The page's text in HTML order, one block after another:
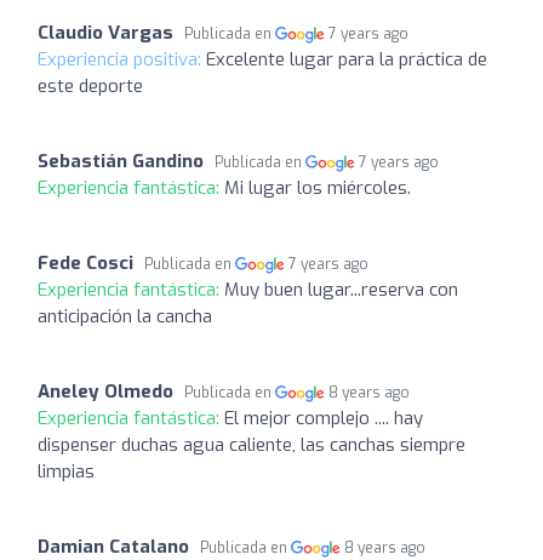
Claudio Vargas Publicada en 7 years ago
Experiencia positiva: Excelente lugar para la práctica de
este deporte
Sebastián Gandino Publicada en 7 years ago
Experiencia fantástica: Mi lugar los miércoles.
Fede Cosci Publicada en 7 years ago
Experiencia fantástica: Muy buen lugar...reserva con
anticipación la cancha
Aneley Olmedo Publicada en 8 years ago
Experiencia fantástica: El mejor complejo .... hay
dispenser duchas agua caliente, las canchas siempre
limpias
Damian Catalano Publicada en 8 years ago